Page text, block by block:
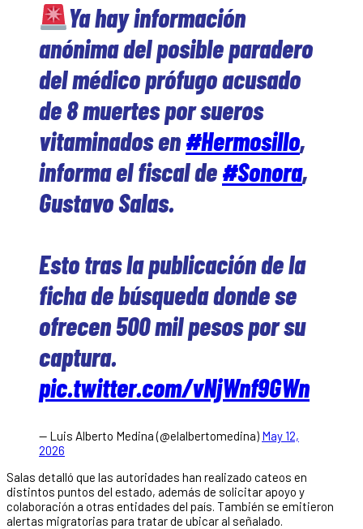
Ya hay información
anónima del posible paradero
del médico prófugo acusado
de 8 muertes por sueros
vitaminados en#Hermosillo,
informa el fiscal de#Sonora,
Gustavo Salas.
Esto tras la publicación de la
ficha de búsqueda donde se
ofrecen 500 mil pesos por su
captura.
pic.twitter.com/vNjWnf9GWn
— Luis Alberto Medina (@elalbertomedina) May 12,
2026
Salas detalló que las autoridades han realizado cateos en
distintos puntos del estado, además de solicitar apoyo y
colaboración a otras entidades del país. También se emitieron
alertas migratorias para tratar de ubicar al señalado.